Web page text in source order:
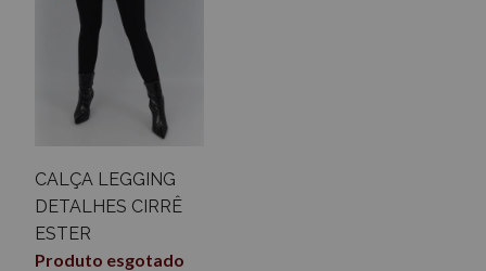
CALÇA LEGGING
DETALHES CIRRÊ
ESTER
Produto esgotado